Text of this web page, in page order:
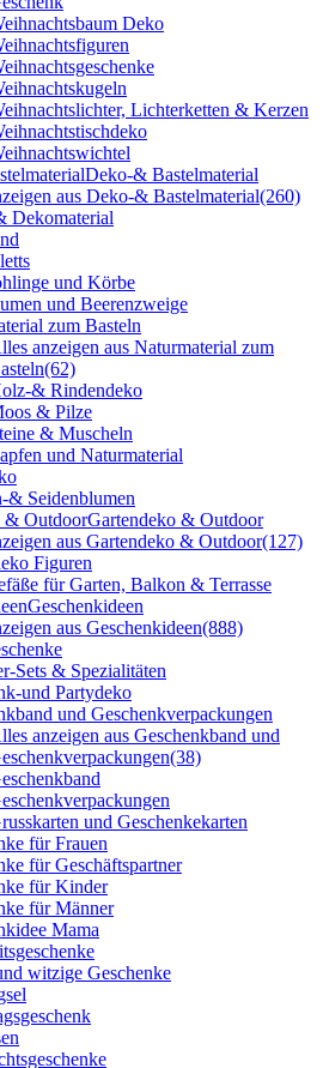
Deko
Lichterketten & Kerzen
Deko-& Bastelmaterial
aus Deko-& Bastelmaterial(260)
Dekomaterial
und Körbe
und Beerenzweige
zum Basteln
anzeigen aus Naturmaterial zum
(62)
& Rindendeko
& Pilze
& Muscheln
und Naturmaterial
& Seidenblumen
Gartendeko & Outdoor
aus Gartendeko & Outdoor(127)
Figuren
für Garten, Balkon & Terrasse
Geschenkideen
aus Geschenkideen(888)
Sets & Spezialitäten
und Partydeko
und Geschenkverpackungen
anzeigen aus Geschenkband und
(38)
und Geschenkekarten
für Frauen
für Geschäftspartner
für Kinder
für Männer
Mama
witzige Geschenke